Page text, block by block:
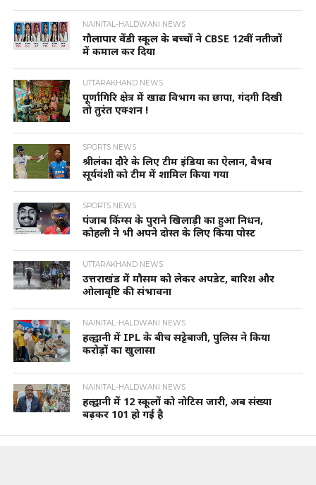
NAINITAL-HALDWANI NEWS
गौलापार वेंडी स्कूल के बच्चों ने CBSE 12वीं नतीजों
में कमाल कर दिया
UTTARAKHAND NEWS
पूर्णागिरि क्षेत्र में खाद्य विभाग का छापा, गंदगी दिखी
तो तुरंत एक्शन !
SPORTS NEWS
श्रीलंका दौरे के लिए टीम इंडिया का ऐलान, वैभव
सूर्यवंशी को टीम में शामिल किया गया
SPORTS NEWS
पंजाब किंग्स के पुराने खिलाड़ी का हुआ निधन,
कोहली ने भी अपने दोस्त के लिए किया पोस्ट
UTTARAKHAND NEWS
उत्तराखंड में मौसम को लेकर अपडेट, बारिश और
ओलावृष्टि की संभावना
NAINITAL-HALDWANI NEWS
हल्द्वानी में IPL के बीच सट्टेबाजी, पुलिस ने किया
करोड़ों का खुलासा
NAINITAL-HALDWANI NEWS
हल्द्वानी में 12 स्कूलों को नोटिस जारी, अब संख्या
बढ़कर 101 हो गई है